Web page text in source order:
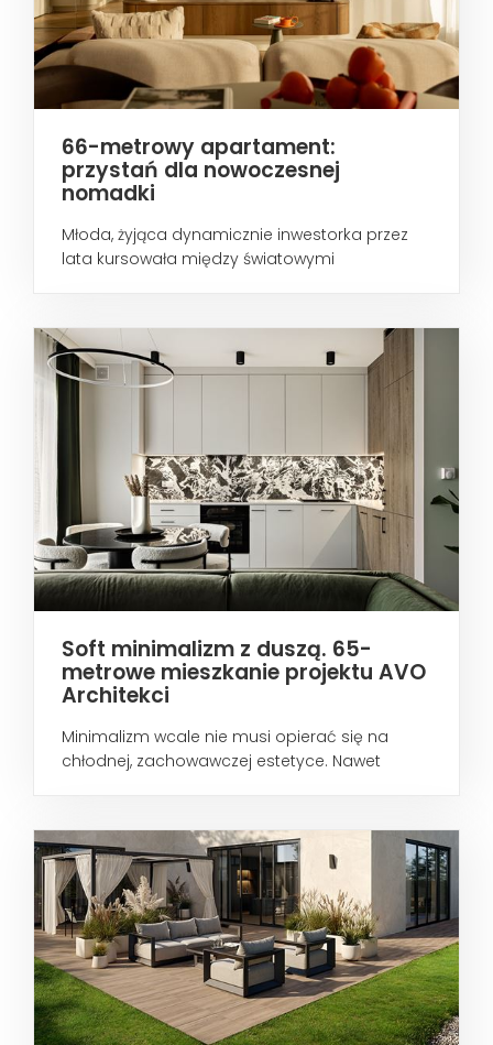
66-metrowy apartament:
przystań dla nowoczesnej
nomadki
Młoda, żyjąca dynamicznie inwestorka przez
lata kursowała między światowymi
Soft minimalizm z duszą. 65-
metrowe mieszkanie projektu AVO
Architekci
Minimalizm wcale nie musi opierać się na
chłodnej, zachowawczej estetyce. Nawet